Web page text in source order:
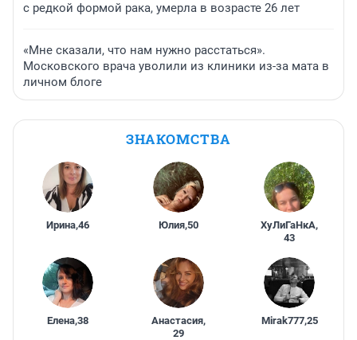
с редкой формой рака, умерла в возрасте 26 лет
«Мне сказали, что нам нужно расстаться».
Московского врача уволили из клиники из-за мата в
личном блоге
ЗНАКОМСТВА
Ирина,46 Юлия,50 ХуЛиГаНкА,
43
Елена,38 Анастасия,
29
Mirak777,25